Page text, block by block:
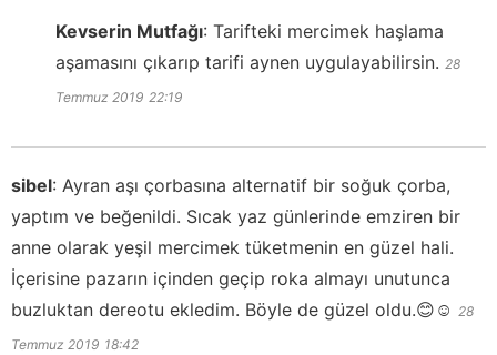
Kevserin Mutfağı: Tarifteki mercimek haşlama
aşamasını çıkarıp tarifi aynen uygulayabilirsin. 28
Temmuz 2019 22:19
sibel: Ayran aşı çorbasına alternatif bir soğuk çorba,
yaptım ve beğenildi. Sıcak yaz günlerinde emziren bir
anne olarak yeşil mercimek tüketmenin en güzel hali.
İçerisine pazarın içinden geçip roka almayı unutunca
buzluktan dereotu ekledim. Böyle de güzel oldu.😊☺️ 28
Temmuz 2019 18:42